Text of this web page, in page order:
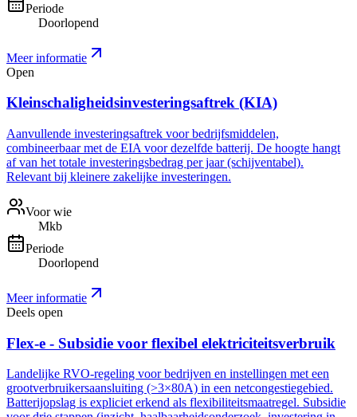
Periode
Doorlopend
Meer informatie
Open
Kleinschaligheidsinvesteringsaftrek (KIA)
Aanvullende investeringsaftrek voor bedrijfsmiddelen,
combineerbaar met de EIA voor dezelfde batterij. De hoogte hangt
af van het totale investeringsbedrag per jaar (schijventabel).
Relevant bij kleinere zakelijke investeringen.
Voor wie
Mkb
Periode
Doorlopend
Meer informatie
Deels open
Flex-e - Subsidie voor flexibel elektriciteitsverbruik
Landelijke RVO-regeling voor bedrijven en instellingen met een
grootverbruikersaansluiting (>3×80A) in een netcongestiegebied.
Batterijopslag is expliciet erkend als flexibiliteitsmaatregel. Subsidie